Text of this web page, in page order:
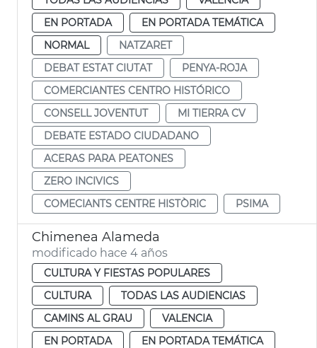
EN PORTADA
EN PORTADA TEMÁTICA
NORMAL
NATZARET
DEBAT ESTAT CIUTAT
PENYA-ROJA
COMERCIANTES CENTRO HISTÓRICO
CONSELL JOVENTUT
MI TIERRA CV
DEBATE ESTADO CIUDADANO
ACERAS PARA PEATONES
ZERO INCIVICS
COMECIANTS CENTRE HISTÒRIC
PSIMA
Chimenea Alameda
modificado hace 4 años
CULTURA Y FIESTAS POPULARES
CULTURA
TODAS LAS AUDIENCIAS
CAMINS AL GRAU
VALENCIA
EN PORTADA
EN PORTADA TEMÁTICA